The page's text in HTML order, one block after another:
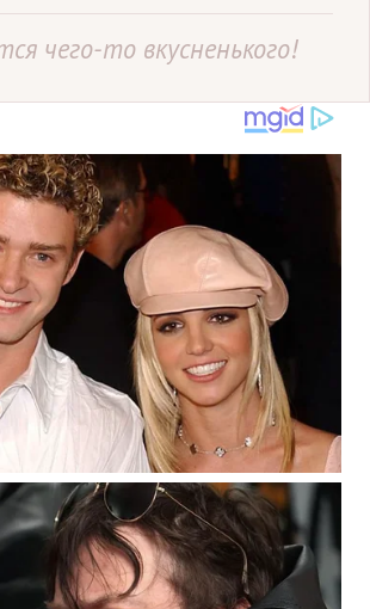
чего-то вкусненького!